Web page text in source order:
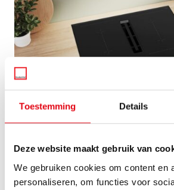
Toestemming Details
Deze website maakt gebruik van
We gebruiken cookies om content en
personaliseren, om functies voor
Elegant en
Comfort Profile